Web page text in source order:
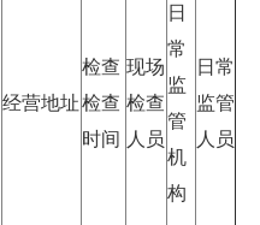
经营地址
检查
检查
时间
现场
检查
人员
日
常
监
管
机
构
日常
监管
人员